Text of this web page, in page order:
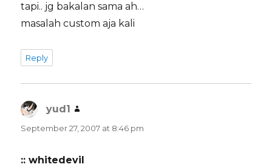
tapi.. jg bakalan sama ah…
masalah custom aja kali
Reply
yud1
September 27, 2007 at 8:46 pm
:: whitedevil